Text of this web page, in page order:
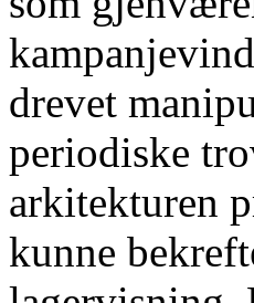
drevet
periodiske
arkitekturen
kunne